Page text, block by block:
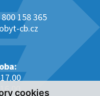
cookies
800 158 365
cb.cz